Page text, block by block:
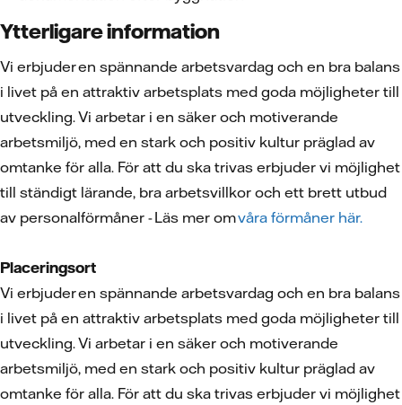
Ytterligare information
Vi erbjuder en spännande arbetsvardag och en bra balans
i livet på en attraktiv arbetsplats med goda möjligheter till
utveckling. Vi arbetar i en säker och motiverande
arbetsmiljö, med en stark och positiv kultur präglad av
omtanke för alla. För att du ska trivas erbjuder vi möjlighet
till ständigt lärande, bra arbetsvillkor och ett brett utbud
av personalförmåner - Läs mer omvåra förmåner här.
Placeringsort
Vi erbjuder en spännande arbetsvardag och en bra balans
i livet på en attraktiv arbetsplats med goda möjligheter till
utveckling. Vi arbetar i en säker och motiverande
arbetsmiljö, med en stark och positiv kultur präglad av
omtanke för alla. För att du ska trivas erbjuder vi möjlighet